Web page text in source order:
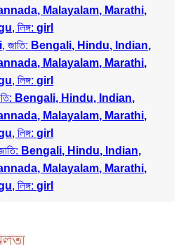
Malayalam, Marathi,
, লিঙ্গ:girl
, জাতি: Bengali, Hindu, Indian,
Malayalam, Marathi,
, লিঙ্গ:girl
Bengali, Hindu, Indian,
Malayalam, Marathi,
, লিঙ্গ:girl
Bengali, Hindu, Indian,
Malayalam, Marathi,
, লিঙ্গ:girl